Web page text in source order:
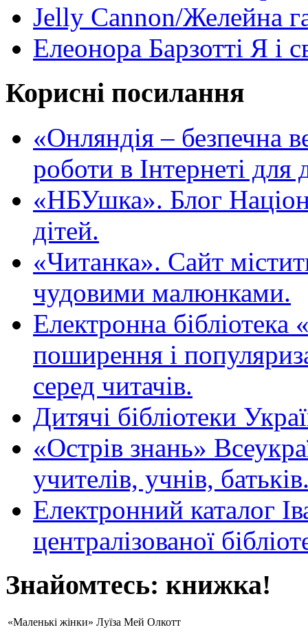
Jelly Cannon/Желейна
Елеонора Барзотті Я і
Корисні посилання
«Oнляндія – безпечна
роботи в Інтернеті для
«НБУшка». Блог
дітей.
«Читанка». Сайт
чудовими малюнками.
Електронна
поширення і
серед читачів.
Дитячі бібліотеки
«Острів знань»
учителів, учнів,
Електронний каталог
централізованої
Знайомтесь: книжка!
«Маленькі жінки» Луїза Мей Олкотт